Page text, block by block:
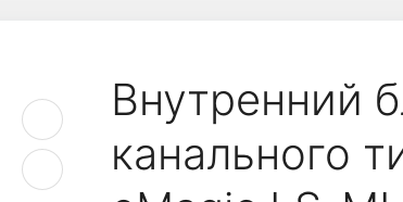
Внутренний
канального